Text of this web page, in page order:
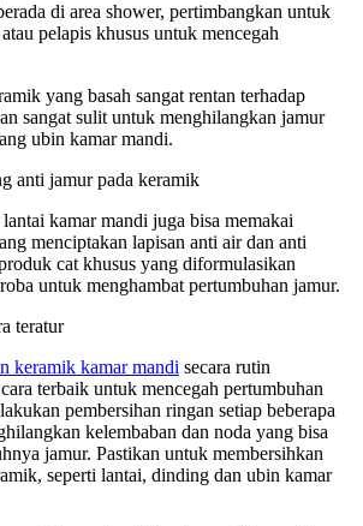
di area shower, pertimbangkan untuk
pelapis khusus untuk mencegah
yang basah sangat rentan terhadap
sangat sulit untuk menghilangkan jamur
ubin kamar mandi.
anti jamur pada keramik
kamar mandi juga bisa memakai
menciptakan lapisan anti air dan anti
cat khusus yang diformulasikan
untuk menghambat pertumbuhan jamur.
teratur
keramik kamar mandi secara rutin
terbaik untuk mencegah pertumbuhan
pembersihan ringan setiap beberapa
kelembaban dan noda yang bisa
jamur. Pastikan untuk membersihkan
seperti lantai, dinding dan ubin kamar